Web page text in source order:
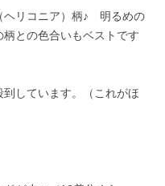
ヘリコニア）柄♪ 明るめの
との色合いもベストです
しています。（これがほ